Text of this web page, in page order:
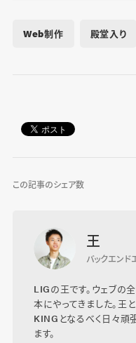
Web制作 殿堂入り
この記事のシェア数
王
バックエンド
LIGの王です。ウェブの
本にやってきました。王
KINGとなるべく日々頑
ます。